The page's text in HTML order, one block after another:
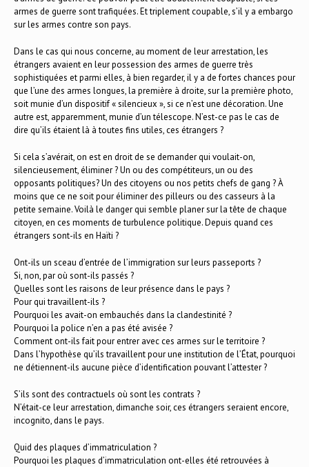
armes de guerre sont trafiquées. Et triplement coupable, s’il y a embargo
sur les armes contre son pays.
Dans le cas qui nous concerne, au moment de leur arrestation, les
étrangers avaient en leur possession des armes de guerre très
sophistiquées et parmi elles, à bien regarder, il y a de fortes chances pour
que l’une des armes longues, la première à droite, sur la première photo,
soit munie d’un dispositif « silencieux », si ce n’est une décoration. Une
autre est, apparemment, munie d’un télescope. N’est-ce pas le cas de
dire qu’ils étaient là à toutes fins utiles, ces étrangers ?
Si cela s’avérait, on est en droit de se demander qui voulait-on,
silencieusement, éliminer ? Un ou des compétiteurs, un ou des
opposants politiques? Un des citoyens ou nos petits chefs de gang ? À
moins que ce ne soit pour éliminer des pilleurs ou des casseurs à la
petite semaine. Voilà le danger qui semble planer sur la tête de chaque
citoyen, en ces moments de turbulence politique. Depuis quand ces
étrangers sont-ils en Haïti ?
Ont-ils un sceau d’entrée de l’immigration sur leurs passeports ?
Si, non, par où sont-ils passés ?
Quelles sont les raisons de leur présence dans le pays ?
Pour qui travaillent-ils ?
Pourquoi les avait-on embauchés dans la clandestinité ?
Pourquoi la police n’en a pas été avisée ?
Comment ont-ils fait pour entrer avec ces armes sur le territoire ?
Dans l’hypothèse qu’ils travaillent pour une institution de l’État, pourquoi
ne détiennent-ils aucune pièce d’identification pouvant l’attester ?
S’ils sont des contractuels où sont les contrats ?
N’était-ce leur arrestation, dimanche soir, ces étrangers seraient encore,
incognito, dans le pays.
Quid des plaques d’immatriculation ?
Pourquoi les plaques d’immatriculation ont-elles été retrouvées à